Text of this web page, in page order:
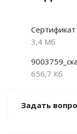
3,4 Мб
656,7 Кб
Задать